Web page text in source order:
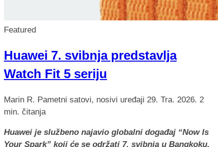
Featured
Huawei 7. svibnja predstavlja
Watch Fit 5 seriju
Marin R. Pametni satovi, nosivi uređaji 29. Tra. 2026. 2
min. čitanja
Huawei je službeno najavio globalni događaj “Now Is
Your Spark” koji će se održati 7. svibnja u Bangkoku,